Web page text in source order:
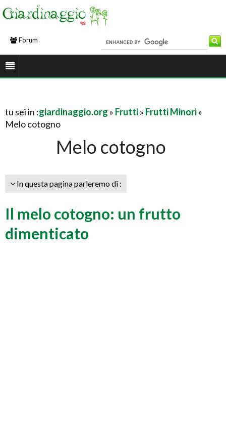
Forum
tu sei in :giardinaggio.org » Frutti» Frutti Minori»
Melo cotogno
Melo cotogno
In questa pagina parleremo di :
Il melo cotogno: un frutto
dimenticato